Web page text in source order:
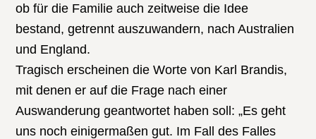
ob für die Familie auch zeitweise die Idee
bestand, getrennt auszuwandern, nach Australien
und England.
Tragisch erscheinen die Worte von Karl Brandis,
mit denen er auf die Frage nach einer
Auswanderung geantwortet haben soll: „Es geht
uns noch einigermaßen gut. Im Fall des Falles